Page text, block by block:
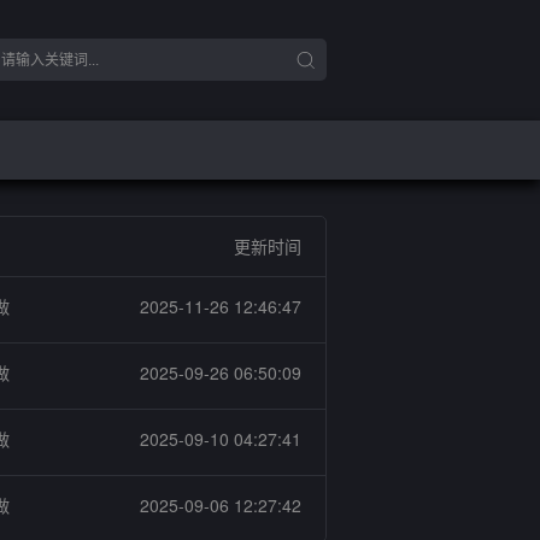
更新时间
2025-11-26 12:46:47
2025-09-26 06:50:09
2025-09-10 04:27:41
2025-09-06 12:27:42